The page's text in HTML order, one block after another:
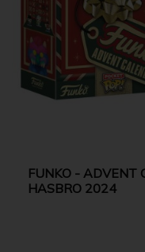
FUNKO - ADVENT
HASBRO 2024